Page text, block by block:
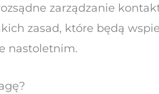
zarządzanie
zasad, które będą
nastoletnim.